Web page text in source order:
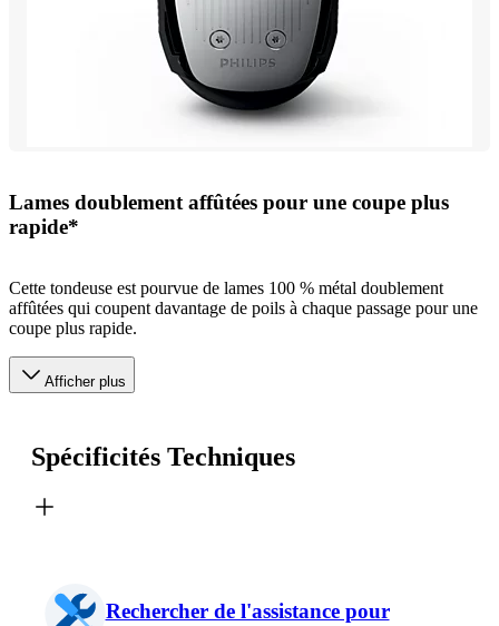
Lames doublement affûtées pour une coupe plus
rapide*
Cette tondeuse est pourvue de lames 100 % métal doublement
affûtées qui coupent davantage de poils à chaque passage pour une
coupe plus rapide.
Afficher plus
Spécificités Techniques
Rechercher de l'assistance pour